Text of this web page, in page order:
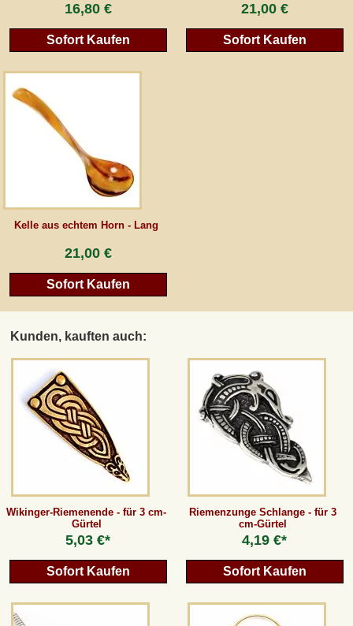
16,80 €
Sofort Kaufen
21,00 €
Sofort Kaufen
Kelle aus echtem Horn - Lang
21,00 €
Sofort Kaufen
Kunden, kauften auch:
Wikinger-Riemenende - für 3 cm-
Gürtel
5,03 €*
Sofort Kaufen
Riemenzunge Schlange - für 3
cm-Gürtel
4,19 €*
Sofort Kaufen
Newsletter
*Alle Preise inkl. MwSt., inkl. Verpackungskosten, zggl. Versandkosten und zzgl.
eventueller Zölle (bei Nicht-EU-Ländern). Durchgestrichene Preise entsprechen dem
bisherigen Preis bei peraperis.com.